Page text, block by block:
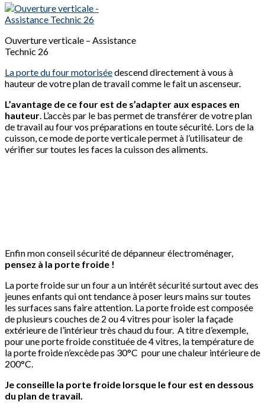
Ouverture verticale – Assistance
Technic 26
La porte du four motoriséedescend directement à vous à
hauteur de votre plan de travail comme le fait un ascenseur.
L’avantage de ce four est de s’adapter aux espaces en
hauteur. L’accès par le bas permet de transférer de votre plan
de travail au four vos préparations en toute sécurité. Lors de la
cuisson, ce mode de porte verticale permet à l’utilisateur de
vérifier sur toutes les faces la cuisson des aliments.
Enfin mon conseil sécurité de dépanneur électroménager,
pensez à la porte froide !
La porte froide sur un four a un intérêt sécurité surtout avec des
jeunes enfants qui ont tendance à poser leurs mains sur toutes
les surfaces sans faire attention. La porte froide est composée
de plusieurs couches de 2 ou 4 vitres pour isoler la façade
extérieure de l’intérieur très chaud du four. A titre d’exemple,
pour une porte froide constituée de 4 vitres, la température de
la porte froide n’excède pas 30°C pour une chaleur intérieure de
200°C.
Je conseille la porte froide lorsque le four est en dessous
du plan de travail.